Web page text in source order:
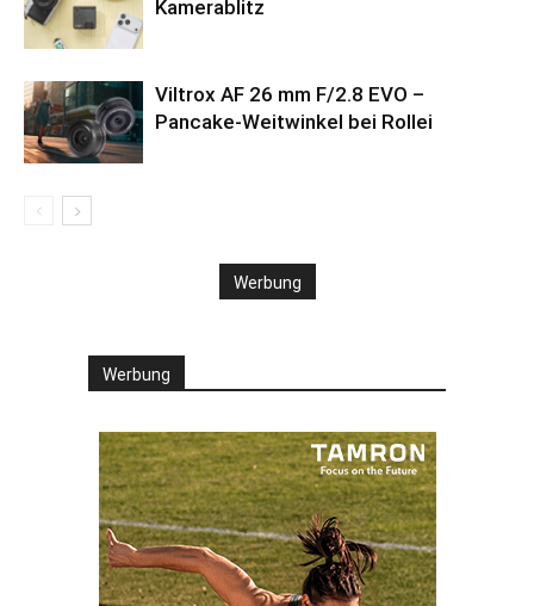
Kamerablitz
Viltrox AF 26 mm F/2.8 EVO –
Pancake-Weitwinkel bei Rollei
Werbung
Werbung